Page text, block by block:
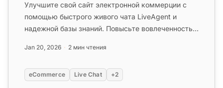
Улучшите свой сайт электронной коммерции с
помощью быстрого живого чата LiveAgent и
надежной базы знаний. Повысьте вовлеченность
Jan 20, 2026 2 мин чтения
eCommerce Live Chat +2